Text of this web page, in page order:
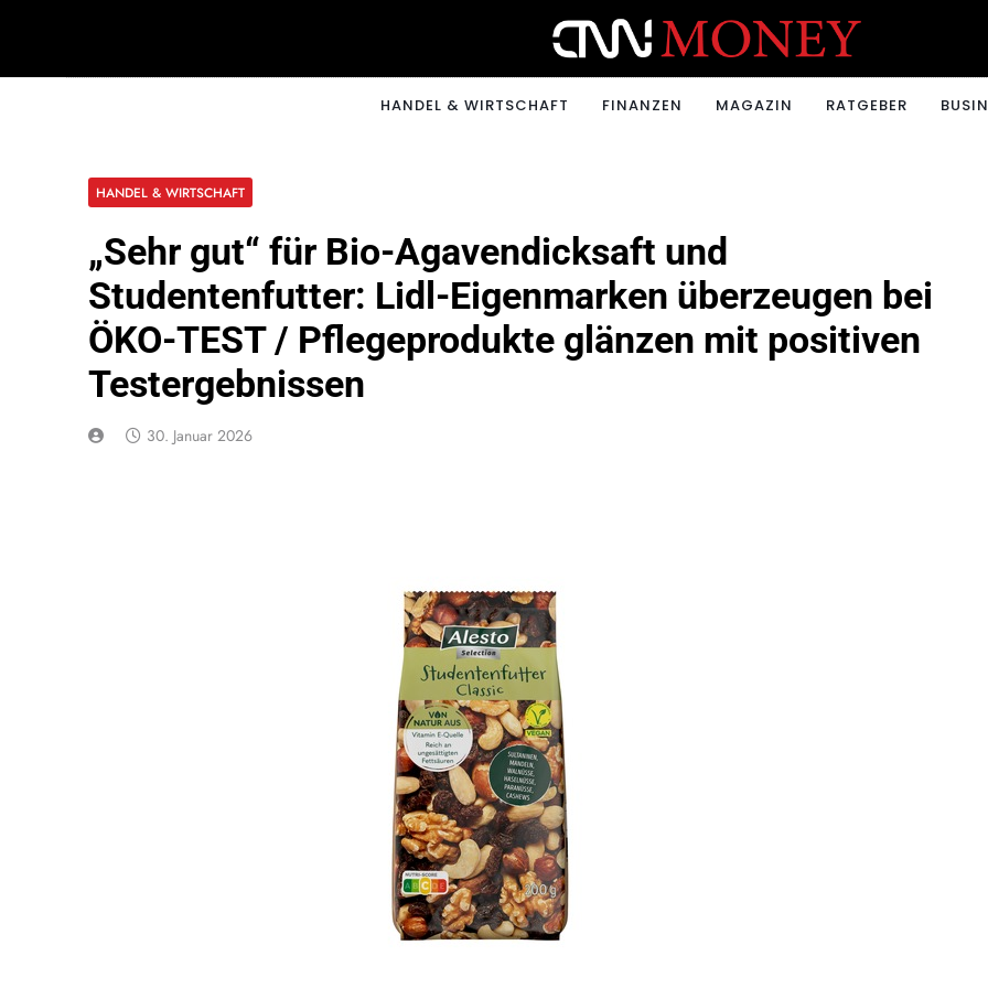
CNNMONEY.CH
HANDEL & WIRTSCHAFT FINANZEN MAGAZIN RATGEBER
HANDEL & WIRTSCHAFT
„Sehr gut“ für Bio-Agavendicksaft und
Studentenfutter: Lidl-Eigenmarken überzeugen bei
ÖKO-TEST / Pflegeprodukte glänzen mit positiven
Testergebnissen
30. Januar 2026